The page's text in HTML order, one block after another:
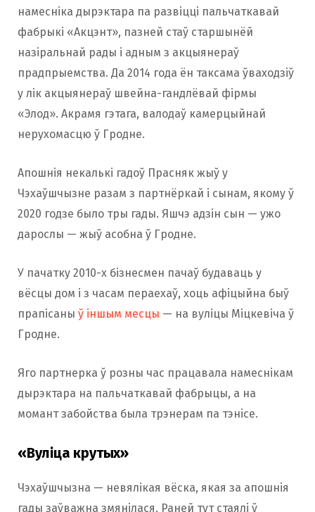
намесніка дырэктара па развіцці пальчаткавай
фабрыкі «Акцэнт», пазней стаў старшынёй
назіральнай рады і адным з акцыянераў
прадпрыемства. Да 2014 года ён таксама ўваходзіў
у лік акцыянераў швейна-гандлёвай фірмы
«Элод». Акрамя гэтага, валодаў камерцыйнай
нерухомасцю ў Гродне.
Апошнія некалькі гадоў Прасняк жыў у
Чэхаўшчызне разам з партнёркай і сынам, якому ў
2020 годзе было тры гады. Яшчэ адзін сын — ужо
дарослы — жыў асобна ў Гродне.
У пачатку 2010-х бізнесмен пачаў будаваць у
вёсцы дом і з часам пераехаў, хоць афіцыйна быў
прапісаны ў іншым месцы — на вуліцы Міцкевіча ў
Гродне.
Яго партнерка ў розны час працавала намеснікам
дырэктара на пальчаткавай фабрыцы, а на
момант забойства была трэнерам па тэнісе.
«Вуліца крутых»
Чэхаўшчызна — невялікая вёска, якая за апошнія
гады заўважна змянілася. Раней тут стаялі ў